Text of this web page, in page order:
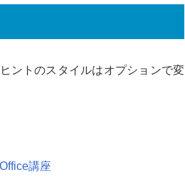
ントのスタイルはオプションで変
講座